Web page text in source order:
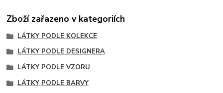
Zboží zařazeno v kategoriích
LÁTKY PODLE KOLEKCE
LÁTKY PODLE DESIGNERA
LÁTKY PODLE VZORU
LÁTKY PODLE BARVY